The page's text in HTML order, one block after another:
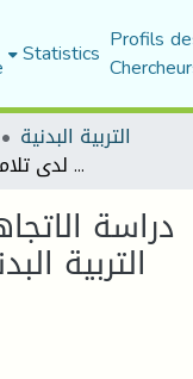
Statistics Profils
التربية البدنية
دراسة الاتجاهات النفسية نحو مفهوم التربية البدنية والرياضية لدى تلاميذ الطور المتوسط
دراسة
التربية